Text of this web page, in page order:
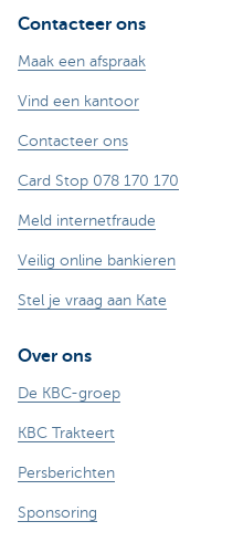
Contacteer ons
Maak een afspraak
Vind een kantoor
Contacteer ons
Card Stop 078 170 170
Meld internetfraude
Veilig online bankieren
Stel je vraag aan Kate
Over ons
De KBC-groep
KBC Trakteert
Persberichten
Sponsoring